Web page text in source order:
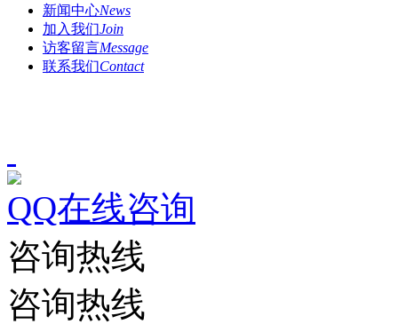
新闻中心News
加入我们Join
访客留言Message
联系我们Contact
QQ在线咨询
咨询热线
咨询热线